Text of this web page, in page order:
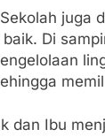
juga
baik. Di
dan Ibu